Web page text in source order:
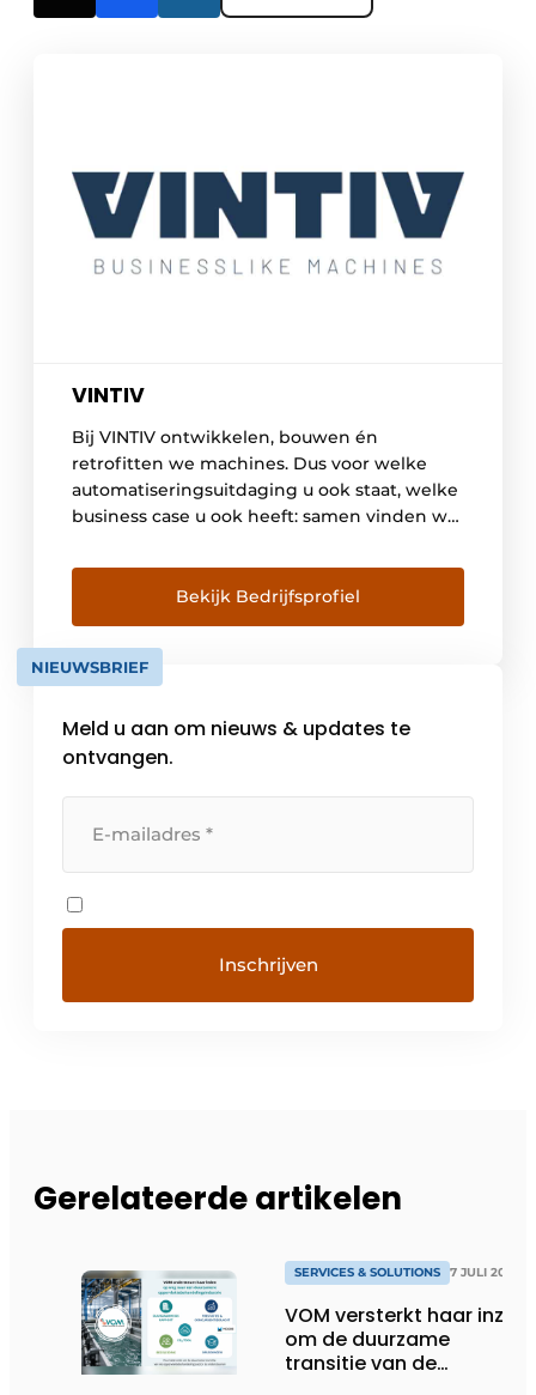
VINTIV
Bij VINTIV ontwikkelen, bouwen én
retrofitten we machines. Dus voor welke
automatiseringsuitdaging u ook staat, welke
business case u ook heeft: samen vinden we
begeleiden uw business case en werken
deze uit tot een technische oplossing. We
ontwikkelen en bouwen
hoogtechnologische machines op maat van
uw bedrijf. We retrofitten […]
Bekijk Bedrijfsprofiel
NIEUWSBRIEF
Meld u aan om nieuws & updates te
ontvangen.
Gerelateerde artikelen
SERVICES & SOLUTIONS 7 JULI 2026
VOM versterkt haar inzet
om de duurzame
transitie van de